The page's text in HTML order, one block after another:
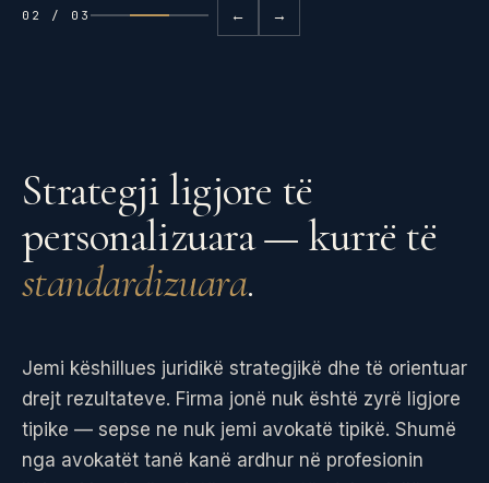
02 / 03 ← →
Strategji ligjore të
personalizuara — kurrë të
standardizuara.
Jemi këshillues juridikë strategjikë dhe të orientuar
drejt rezultateve. Firma jonë nuk është zyrë ligjore
tipike — sepse ne nuk jemi avokatë tipikë. Shumë
nga avokatët tanë kanë ardhur në profesionin